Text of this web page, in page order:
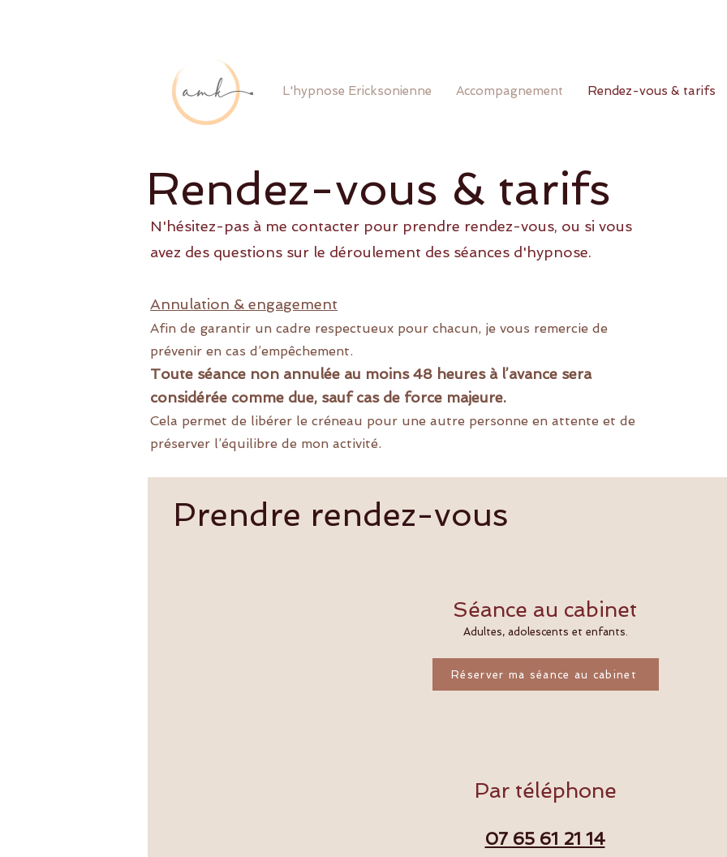
L'hypnose Ericksonienne Accompagnement Rendez-vous & tarifs
Rendez-vous & tarifs
N'hésitez-pas à me contacter pour prendre rendez-vous, ou si vous
avez des questions sur le déroulement des séances d'hypnose.
Annulation & engagement
Afin de garantir un cadre respectueux pour chacun, je vous remercie de
prévenir en cas d’empêchement.
Toute séance non annulée au moins 48 heures à l’avance sera
considérée comme due, sauf cas de force majeure.
Cela permet de libérer le créneau pour une autre personne en attente et de
préserver l’équilibre de mon activité.
Prendre rendez-vous
Séance au cabinet
Adultes, adolescents et enfants.
Réserver ma séance au cabinet
Par téléphone
07 65 61 21 14